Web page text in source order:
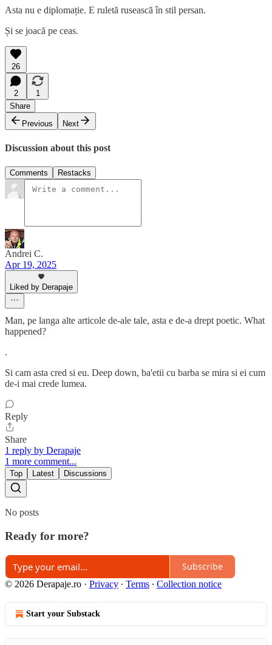
Asta nu e diplomație. E ruletă rusească în stil persan.
Și se joacă pe ceas.
26
2
1
Share
Previous
Next
Discussion about this post
Comments Restacks
Andrei C.
Apr 19, 2025
Liked by Derapaje
Man, pe langa alte articole de-ale tale, asta e de-a drept poetic. What
happened?
.
Si cam asta cred si eu. Deep down, ba'etii cu barba se mira si ei cum
de-i mai crede lumea.
Reply
Share
1 reply by Derapaje
1 more comment...
Top Latest Discussions
No posts
Ready for more?
Subscribe
© 2026 Derapaje.ro · Privacy ∙ Terms ∙ Collection notice
Start your Substack